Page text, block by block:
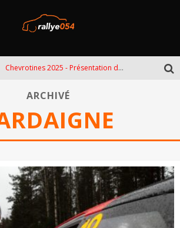
Chevrotines 2025 - Présentation de l'épreuve
Spa 2025 - Présentation de l'épreuve
ARCHIVÉ